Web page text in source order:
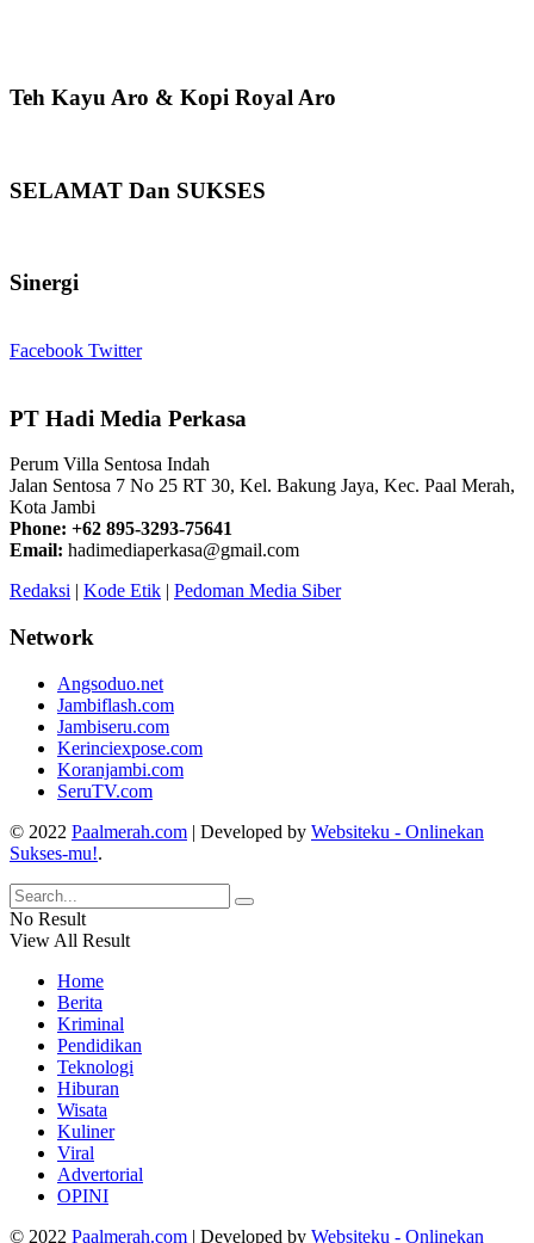
Teh Kayu Aro & Kopi Royal Aro
SELAMAT Dan SUKSES
Sinergi
Facebook Twitter
PT Hadi Media Perkasa
Perum Villa Sentosa Indah
Jalan Sentosa 7 No 25 RT 30, Kel. Bakung Jaya, Kec. Paal Merah,
Kota Jambi
Phone: +62 895-3293-75641
Email: hadimediaperkasa@gmail.com
Redaksi | Kode Etik | Pedoman Media Siber
Network
Angsoduo.net
Jambiflash.com
Jambiseru.com
Kerinciexpose.com
Koranjambi.com
SeruTV.com
© 2022 Paalmerah.com | Developed by Websiteku - Onlinekan
Sukses-mu!.
No Result
View All Result
Home
Berita
Kriminal
Pendidikan
Teknologi
Hiburan
Wisata
Kuliner
Viral
Advertorial
OPINI
© 2022 Paalmerah.com | Developed by Websiteku - Onlinekan